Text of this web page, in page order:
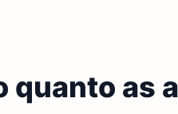
quanto as